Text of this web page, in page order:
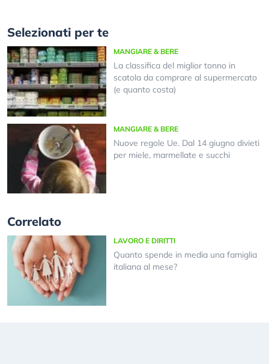
Selezionati per te
MANGIARE & BERE
La classifica del miglior tonno in
scatola da comprare al supermercato
(e quanto costa)
MANGIARE & BERE
Nuove regole Ue. Dal 14 giugno divieti
per miele, marmellate e succhi
Correlato
LAVORO E DIRITTI
Quanto spende in media una famiglia
italiana al mese?